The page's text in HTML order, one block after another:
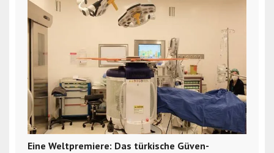
Eine Weltpremiere: Das türkische Güven-